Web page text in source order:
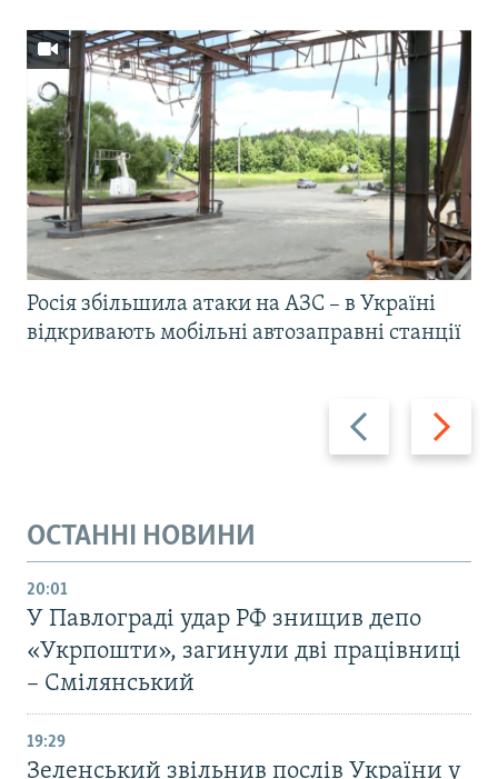
Назад Вперед
Росія збільшила атаки на АЗС – в Україні
відкривають мобільні автозаправні станції
ОСТАННІ НОВИНИ
20:01
У Павлограді удар РФ знищив депо
«Укрпошти», загинули дві працівниці
– Смілянський
19:29
Зеленський звільнив послів України у